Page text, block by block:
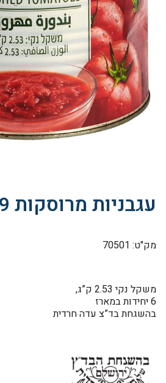
עגבניות מרוסקות A9
מק"ט: 70501
משקל נקי 2.53 ק”ג,
6 יחידות במארז
בהשגחת בד”צ עדה חרדית